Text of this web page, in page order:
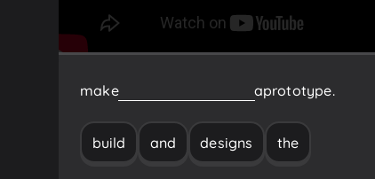
makethe aprototype.
build and designs the